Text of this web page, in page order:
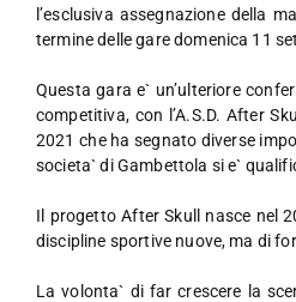
l’esclusiva assegnazione della
termine delle gare domenica 11
Questa gara e` un’ulteriore
competitiva, con l’A.S.D. After
2021 che ha segnato diverse
societa` di Gambettola si e`
Il progetto After Skull nasce nel
discipline sportive nuove, ma di
La volonta` di far crescere la